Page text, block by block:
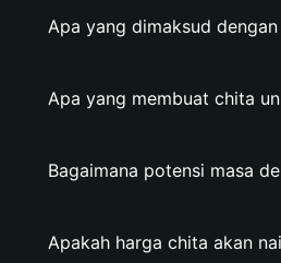
Apa yang dimaksud
Apa yang membuat chita
Bagaimana potensi masa
Apakah harga chita akan